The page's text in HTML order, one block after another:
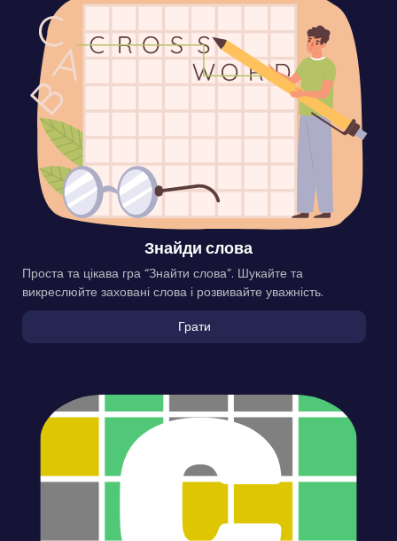
Знайди слова
Проста та цікава гра “Знайти слова”. Шукайте та
викреслюйте заховані слова і розвивайте уважність.
Грати